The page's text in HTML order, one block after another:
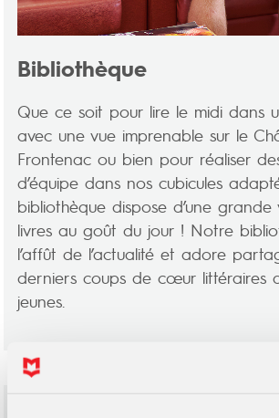
Bibliothèque
Que ce soit pour lire le midi dans
avec une vue imprenable sur le
Frontenac ou bien pour réaliser
d’équipe dans nos cubicules
bibliothèque dispose d’une
livres au goût du jour ! Notre
l’affût de l’actualité et adore
derniers coups de cœur littéraires
jeunes.